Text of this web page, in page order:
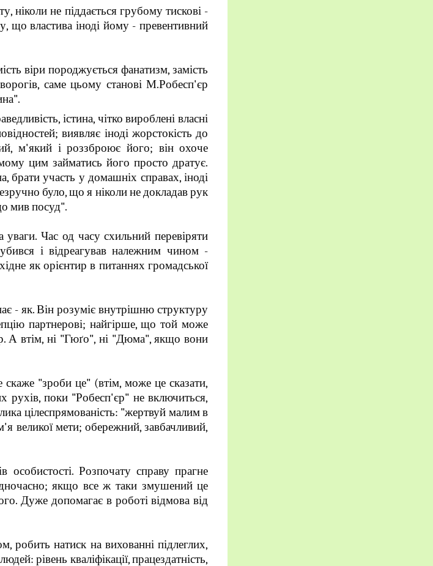
ніколи не піддається грубому тискові -
що властива іноді йому - превентивний
віри породжується фанатизм, замість
саме цьому станові М.Робесп'єр
істина, чітко вироблені власні
виявляє іноді жорстокість до
м'який і роззброює його; він охоче
цим займатись його просто дратує.
брати участь у домашніх справах, іноді
було, що я ніколи не докладав рук
мив посуд".
Час од часу схильний перевіряти
і відреагував належним чином -
як орієнтир в питаннях громадської
- як. Він розуміє внутрішню структуру
партнерові; найгірше, що той може
А втім, ні "Гюґо", ні "Дюма", якщо вони
"зроби це" (втім, може це сказати,
рухів, поки "Робесп'єр" не включиться,
цілеспрямованість: "жертвуй малим в
великої мети; обережний, завбачливий,
особистості. Розпочату справу прагне
якщо все ж таки змушений це
Дуже допомагає в роботі відмова від
робить натиск на вихованні підлеглих,
рівень кваліфікації, працездатність,